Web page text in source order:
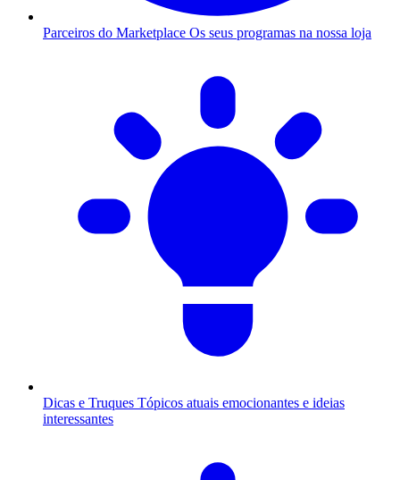
Parceiros do Marketplace Os seus programas na nossa loja
Dicas e Truques Tópicos atuais emocionantes e ideias
interessantes